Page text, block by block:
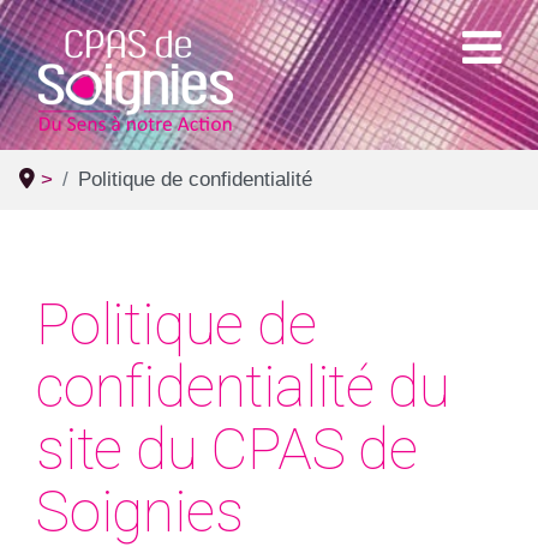
> Politique de confidentialité
Politique de
confidentialité du
site du CPAS de
Soignies